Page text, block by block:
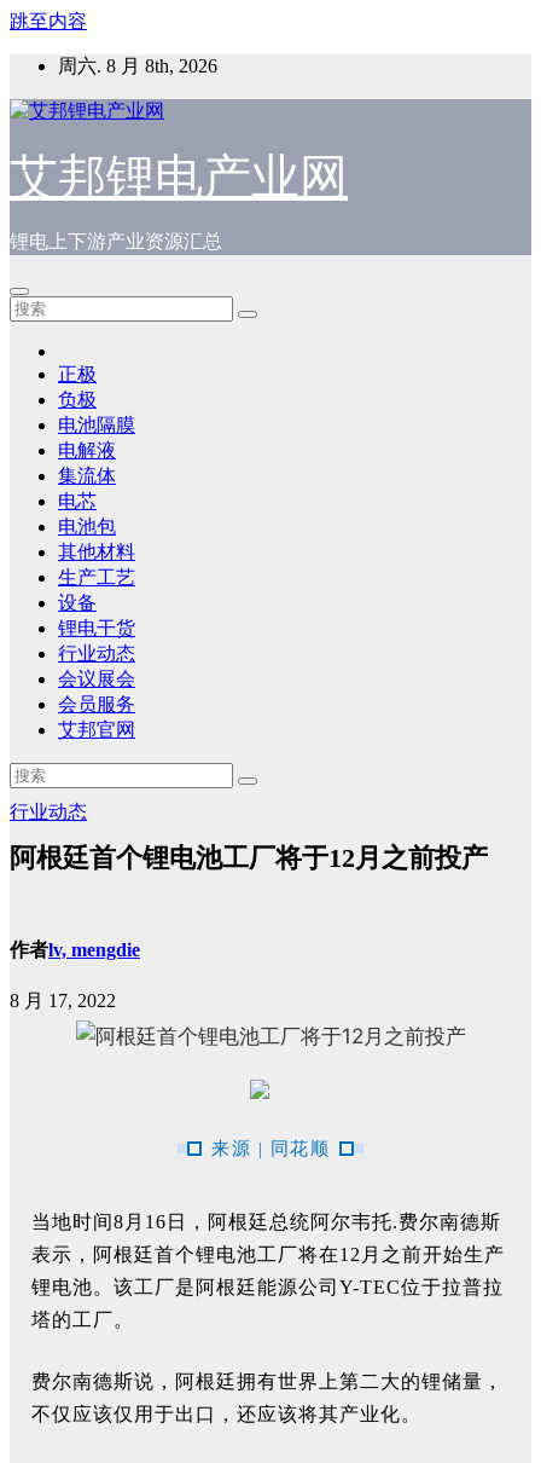
跳至内容
周六. 8 月 8th, 2026
艾邦锂电产业网
锂电上下游产业资源汇总
正极
负极
电池隔膜
电解液
集流体
电芯
电池包
其他材料
生产工艺
设备
锂电干货
行业动态
会议展会
会员服务
艾邦官网
行业动态
阿根廷首个锂电池工厂将于12月之前投产
作者lv, mengdie
8 月 17, 2022
来源 | 同花顺
当地时间8月16日，阿根廷总统阿尔韦托.费尔南德斯
表示，阿根廷首个锂电池工厂将在12月之前开始生产
锂电池。该工厂是阿根廷能源公司Y-TEC位于拉普拉
塔的工厂。
费尔南德斯说，阿根廷拥有世界上第二大的锂储量，
不仅应该仅用于出口，还应该将其产业化。